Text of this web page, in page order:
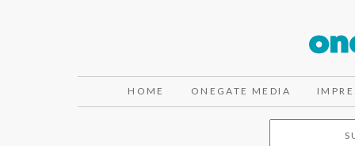
HOME ONEGATE MEDIA